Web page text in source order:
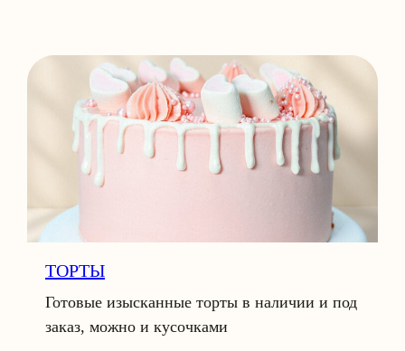
ТОРТЫ
Готовые изысканные торты в наличии и под
заказ, можно и кусочками